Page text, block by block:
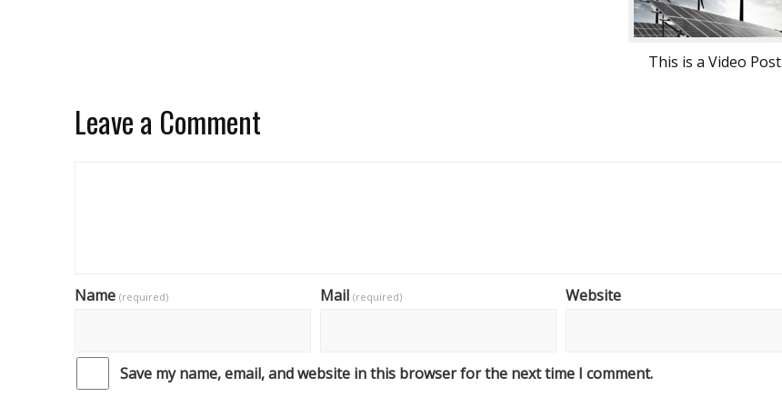
This is a Video Post
Leave a Comment
Name (required) Mail (required) Website
Save my name, email, and website in this browser for the next time I comment.